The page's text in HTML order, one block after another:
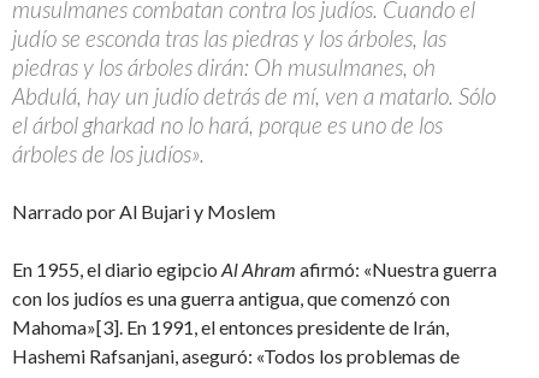
musulmanes combatan contra los judíos. Cuando el
judío se esconda tras las piedras y los árboles, las
piedras y los árboles dirán: Oh musulmanes, oh
Abdulá, hay un judío detrás de mí, ven a matarlo. Sólo
el árbol gharkad no lo hará, porque es uno de los
árboles de los judíos».
Narrado por Al Bujari y Moslem
En 1955, el diario egipcio Al Ahram afirmó: «Nuestra guerra
con los judíos es una guerra antigua, que comenzó con
Mahoma»[3]. En 1991, el entonces presidente de Irán,
Hashemi Rafsanjani, aseguró: «Todos los problemas de